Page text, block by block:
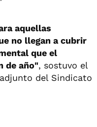
aquellas
no llegan a cubrir
que el
de año", sostuvo el
del Sindicato